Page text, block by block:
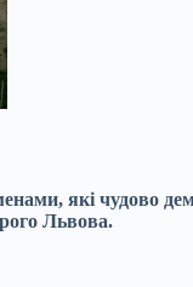
які чудово
Львова.